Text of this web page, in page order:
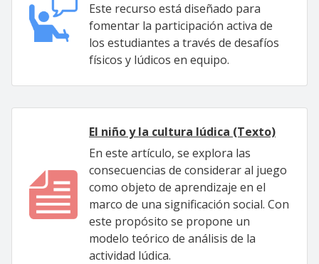
Este recurso está diseñado para
fomentar la participación activa de
los estudiantes a través de desafíos
físicos y lúdicos en equipo.
El niño y la cultura lúdica (Texto)
En este artículo, se explora las
consecuencias de considerar al juego
como objeto de aprendizaje en el
marco de una significación social. Con
este propósito se propone un
modelo teórico de análisis de la
actividad lúdica.